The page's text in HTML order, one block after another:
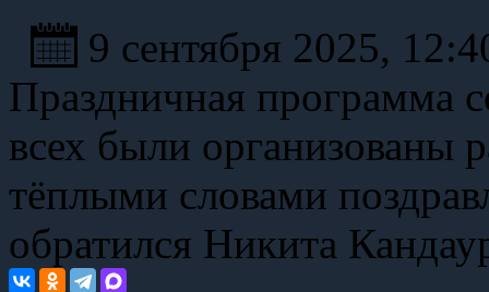
9 сентября 2025,
Праздничная программа
всех были организованы
тёплыми словами
обратился Никита